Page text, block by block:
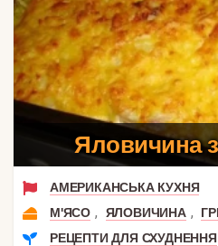
Яловичина
АМЕРИКАНСЬКА КУХНЯ
М'ЯСО , ЯЛОВИЧИНА ,
РЕЦЕПТИ ДЛЯ СХУДНЕННЯ